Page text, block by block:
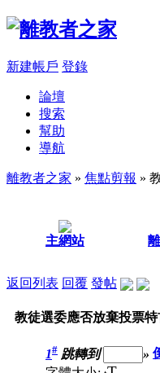
新建帳戶 登錄
論壇
搜索
幫助
導航
離教者之家 » 焦點剪報 »
主網站
返回列表 回覆 發帖
教徒選委應否放棄投票特
1# 跳轉到 »